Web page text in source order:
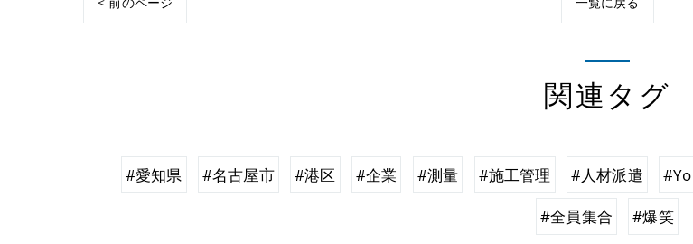
関連タグ
#愛知県 #名古屋市 #港区 #企業 #測量 #施工管理 #人材派遣
#全員集合
#爆笑